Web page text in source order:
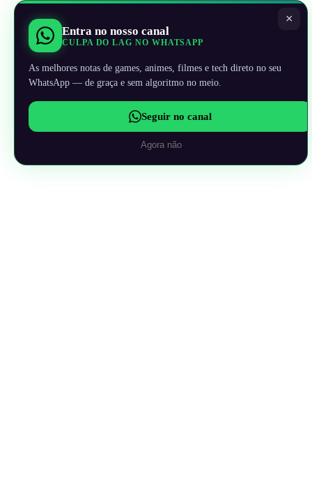
×
Entra no nosso canal
CULPA DO LAG NO WHATSAPP
As melhores notas de games, animes, filmes e tech direto no seu
WhatsApp — de graça e sem algoritmo no meio.
Seguir no canal
Agora não